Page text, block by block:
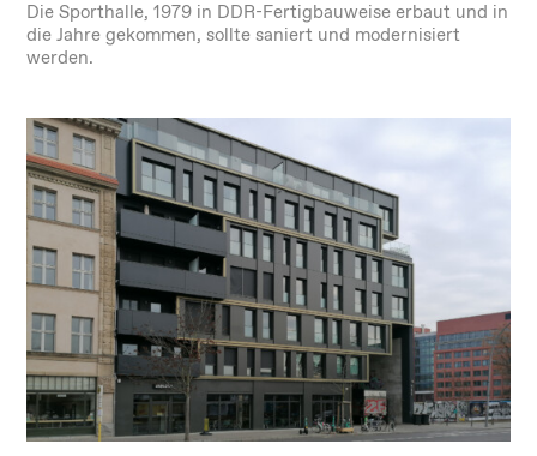
Die Sporthalle, 1979 in DDR-Fertigbauweise erbaut und in
die Jahre gekommen, sollte saniert und modernisiert
werden.